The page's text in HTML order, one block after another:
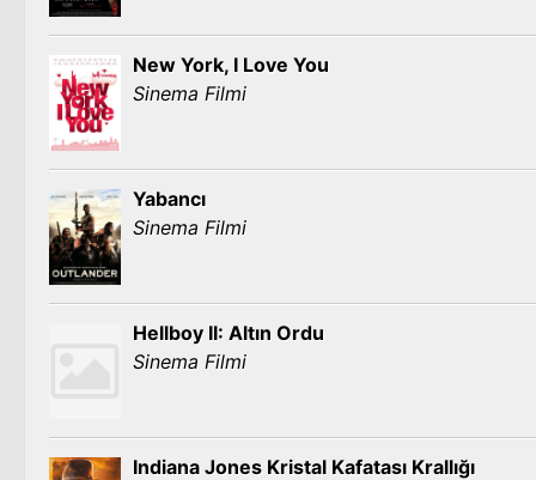
New York, I Love You
Sinema Filmi
Yabancı
Sinema Filmi
Hellboy II: Altın Ordu
Sinema Filmi
Indiana Jones Kristal Kafatası Krallığı